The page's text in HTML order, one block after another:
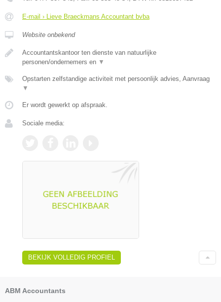
E-mail › Lieve Braeckmans Accountant bvba
Website onbekend
Accountantskantoor ten dienste van natuurlijke
personen/ondernemers en ▼
Opstarten zelfstandige activiteit met persoonlijk advies, Aanvraag
▼
Er wordt gewerkt op afspraak.
Sociale media:
BEKIJK VOLLEDIG PROFIEL
ABM Accountants